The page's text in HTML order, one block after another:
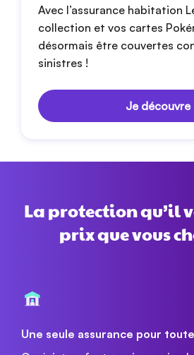
Avec l’assurance habitation
collection et vos cartes
désormais être couvertes
sinistres !
Je découvre
La protection qu’il
prix que vous
Une seule assurance pour